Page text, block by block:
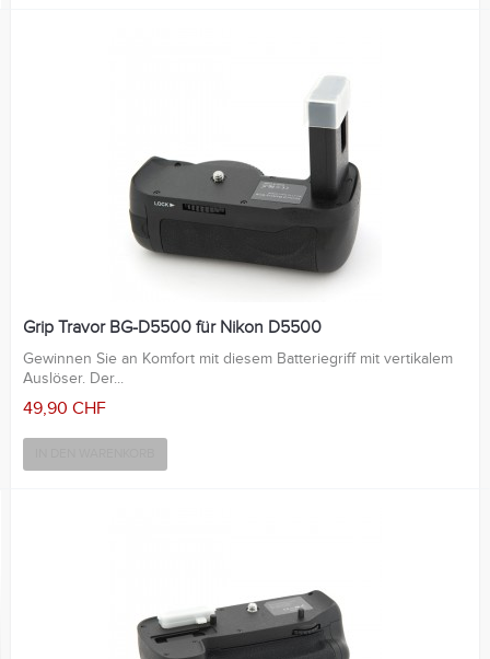
Grip Travor BG-D5500 für Nikon D5500
Gewinnen Sie an Komfort mit diesem Batteriegriff mit vertikalem
Auslöser. Der...
49,90 CHF